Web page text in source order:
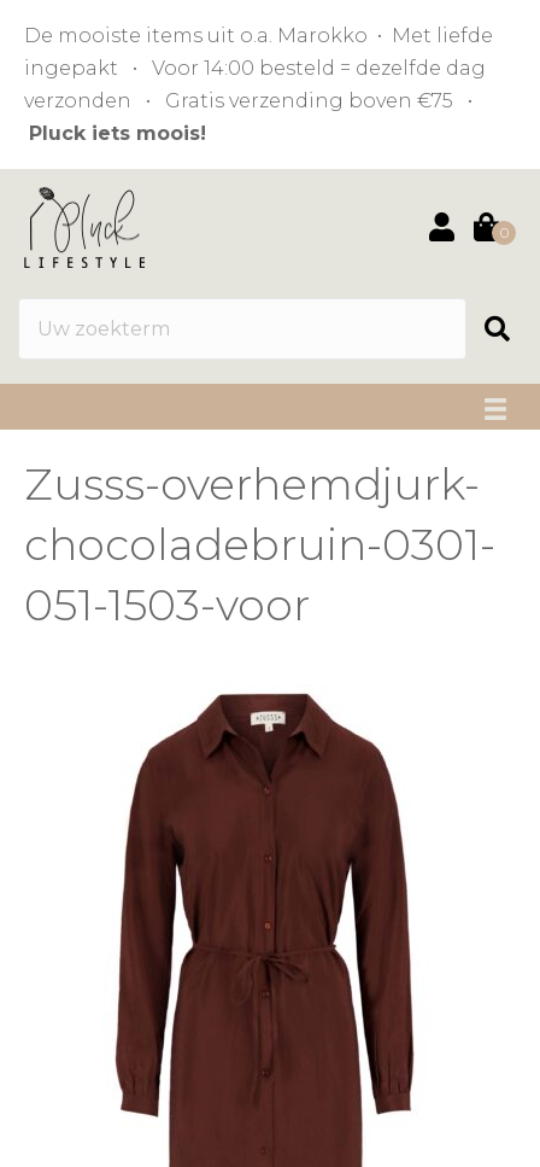
De mooiste items uit o.a. Marokko • Met liefde
ingepakt • Voor 14:00 besteld = dezelfde dag
verzonden • Gratis verzending boven €75 •
Pluck iets moois!
0
Zusss-overhemdjurk-
chocoladebruin-0301-
051-1503-voor